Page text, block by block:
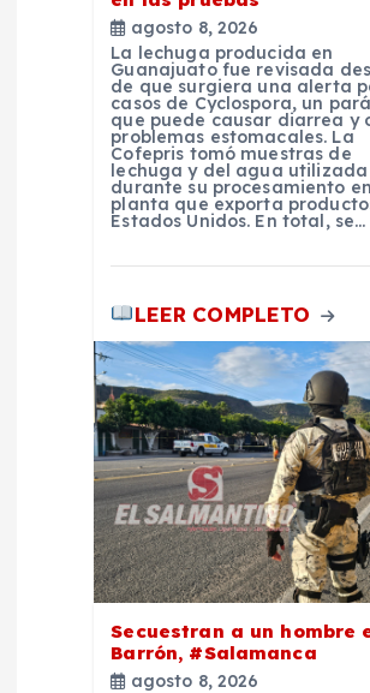
agosto 8, 2026
La lechuga producida en
Guanajuato fue revisada
de que surgiera una alerta
casos de Cyclospora, un
que puede causar diarrea y
problemas estomacales. La
Cofepris tomó muestras de
lechuga y del agua utilizada
durante su procesamiento
planta que exporta
Estados Unidos. En total, se…
LEER COMPLETO
Secuestran a un hombre
Barrón, #Salamanca
agosto 8, 2026